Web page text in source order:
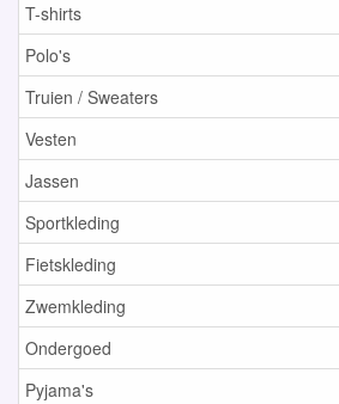
T-shirts
Polo's
Truien / Sweaters
Vesten
Jassen
Sportkleding
Fietskleding
Zwemkleding
Ondergoed
Pyjama's